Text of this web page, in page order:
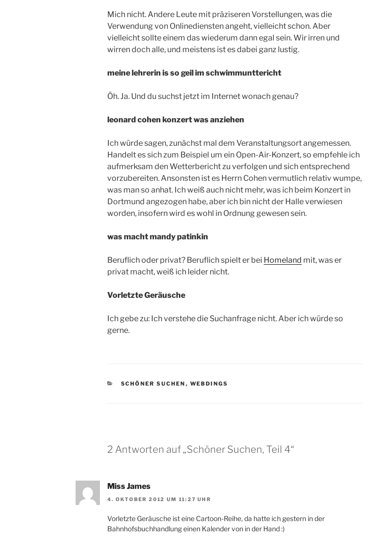
Mich nicht. Andere Leute mit präziseren Vorstellungen, was die
Verwendung von Onlinediensten angeht, vielleicht schon. Aber
vielleicht sollte einem das wiederum dann egal sein. Wir irren und
wirren doch alle, und meistens ist es dabei ganz lustig.
meine lehrerin is so geil im schwimmunttericht
Öh. Ja. Und du suchst jetzt im Internet wonach genau?
leonard cohen konzert was anziehen
Ich würde sagen, zunächst mal dem Veranstaltungsort angemessen.
Handelt es sich zum Beispiel um ein Open-Air-Konzert, so empfehle ich
aufmerksam den Wetterbericht zu verfolgen und sich entsprechend
vorzubereiten. Ansonsten ist es Herrn Cohen vermutlich relativ wumpe,
was man so anhat. Ich weiß auch nicht mehr, was ich beim Konzert in
Dortmund angezogen habe, aber ich bin nicht der Halle verwiesen
worden, insofern wird es wohl in Ordnung gewesen sein.
was macht mandy patinkin
Beruflich oder privat? Beruflich spielt er bei Homeland mit, was er
privat macht, weiß ich leider nicht.
Vorletzte Geräusche
Ich gebe zu: Ich verstehe die Suchanfrage nicht. Aber ich würde so
gerne.
KATEGORIEN
SCHÖNER SUCHEN , WEBDINGS
2 Antworten auf „Schöner Suchen, Teil 4“
Miss James
4. OKTOBER 2012 UM 11:27 UHR
Vorletzte Geräusche ist eine Cartoon-Reihe, da hatte ich gestern in der
Bahnhofsbuchhandlung einen Kalender von in der Hand :)